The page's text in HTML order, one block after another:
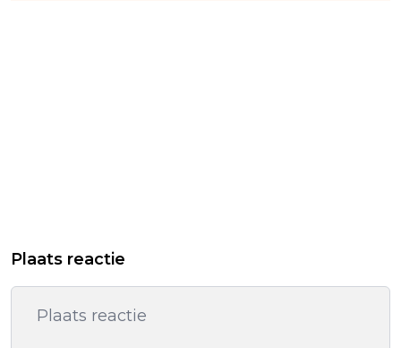
Plaats reactie